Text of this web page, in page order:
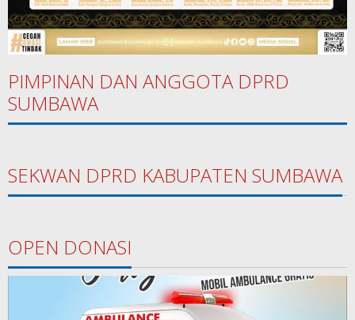
PIMPINAN DAN ANGGOTA DPRD
SUMBAWA
SEKWAN DPRD KABUPATEN SUMBAWA
OPEN DONASI